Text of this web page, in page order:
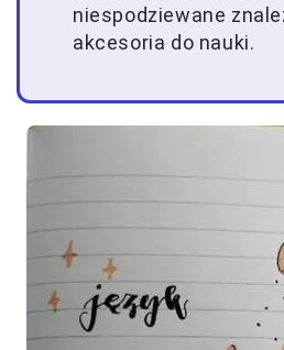
niespodziewane
akcesoria do nauki.